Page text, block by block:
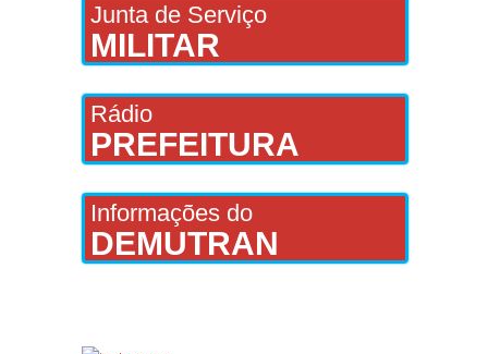
Junta de Serviço
MILITAR
Rádio
PREFEITURA
Informações do
DEMUTRAN